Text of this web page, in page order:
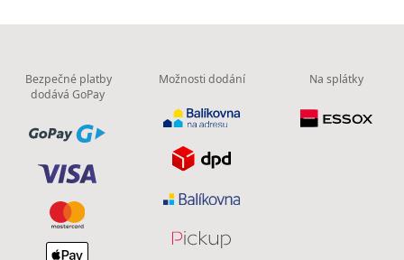
Bezpečné platby
dodává GoPay
Možnosti dodání Na splátky